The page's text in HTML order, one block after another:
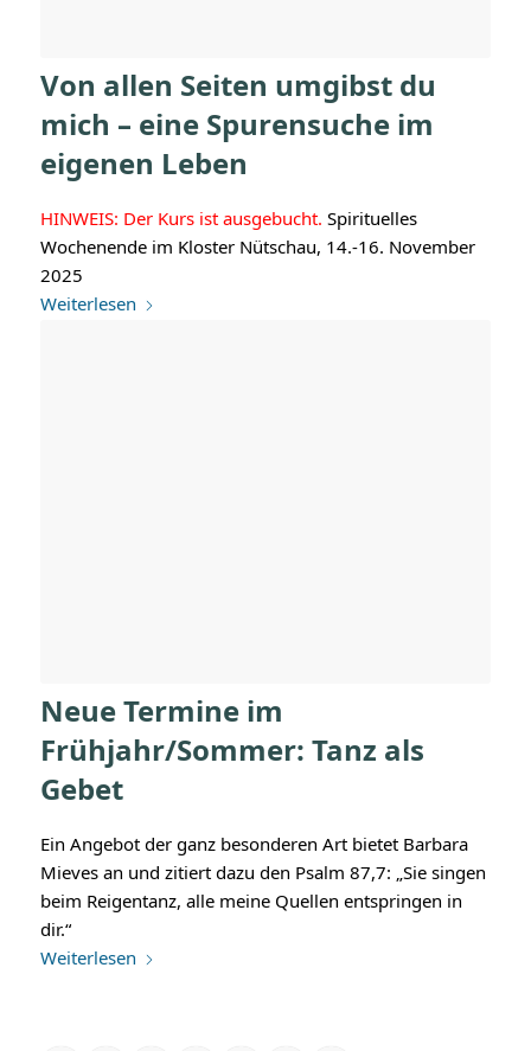
Von allen Seiten umgibst du
mich – eine Spurensuche im
eigenen Leben
HINWEIS: Der Kurs ist ausgebucht. Spirituelles
Wochenende im Kloster Nütschau, 14.-16. November
2025
Weiterlesen
Neue Termine im
Frühjahr/Sommer: Tanz als
Gebet
Ein Angebot der ganz besonderen Art bietet Barbara
Mieves an und zitiert dazu den Psalm 87,7: „Sie singen
beim Reigentanz, alle meine Quellen entspringen in
dir.“
Weiterlesen